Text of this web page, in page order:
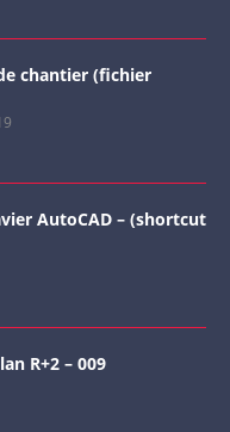
chantier (fichier
AutoCAD – (shortcut
R+2 – 009